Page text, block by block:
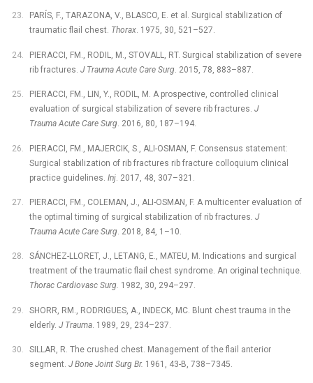
PARÍS, F., TARAZONA, V., BLASCO, E. et al. Surgical stabilization of
traumatic flail chest. Thorax. 1975, 30, 521–527.
PIERACCI, FM., RODIL, M., STOVALL, RT. Surgical stabilization of severe
rib fractures. J Trauma Acute Care Surg. 2015, 78, 883–887.
PIERACCI, FM., LIN, Y., RODIL, M. A prospective, controlled clinical
evaluation of surgical stabilization of severe rib fractures. J
Trauma Acute Care Surg. 2016, 80, 187–194.
PIERACCI, FM., MAJERCIK, S., ALI-OSMAN, F. Consensus statement:
Surgical stabilization of rib fractures rib fracture collo­quium clinical
practice guidelines. Inj. 2017, 48, 307–321.
PIERACCI, FM., COLEMAN, J., ALI-OSMAN, F. A multicenter eva­luation of
the optimal timing of surgical stabilization of rib fractures. J
Trauma Acute Care Surg. 2018, 84, 1–10.
SÁNCHEZ-LLORET, J., LETANG, E., MATEU, M. Indications and surgical
treatment of the traumatic flail chest syndrome. An original technique.
Thorac Cardiovasc Surg. 1982, 30, 294–297.
SHORR, RM., RODRIGUES, A., INDECK, MC. Blunt chest trauma in the
elderly. J Trauma. 1989, 29, 234–237.
SILLAR, R. The crushed chest. Management of the flail anterior
segment. J Bone Joint Surg Br. 1961, 43-B, 738–7345.